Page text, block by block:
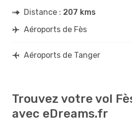
Distance : 207 kms
Aéroports de Fès
Aéroports de Tanger
Trouvez votre vol
avec eDreams.fr